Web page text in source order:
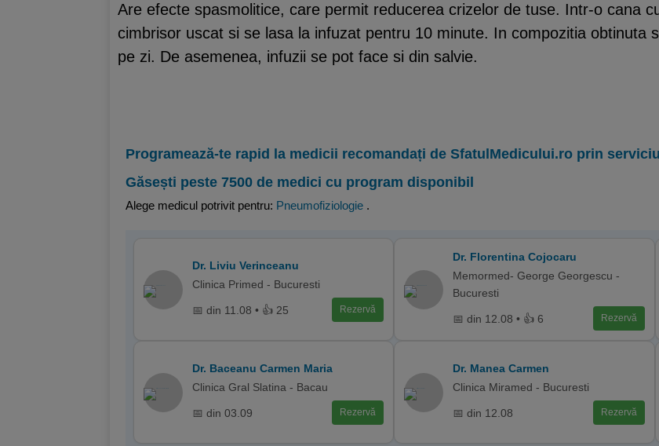
Are efecte spasmolitice, care permit reducerea crizelor de tuse. Intr-o cana
cimbrisor uscat si se lasa la infuzat pentru 10 minute. In compozitia obtinuta
pe zi. De asemenea, infuzii se pot face si din salvie.
Programează-te rapid la medicii recomandați de SfatulMedicului.ro prin
Găsești peste 7500 de medici cu program disponibil
Alege medicul potrivit pentru: Pneumofiziologie .
Dr. Liviu Verinceanu
Clinica Primed - Bucuresti
📅 din 11.08 • 👍 25 Rezervă
Dr. Florentina Cojocaru
Memormed- George Georgescu -
Bucuresti
📅 din 12.08 • 👍 6 Rezervă
Dr. Baceanu Carmen Maria
Clinica Gral Slatina - Bacau
📅 din 03.09 Rezervă
Dr. Manea Carmen
Clinica Miramed - Bucuresti
📅 din 12.08 Rezervă